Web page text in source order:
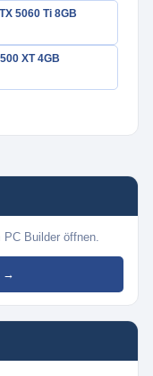
5060 Ti 8GB
XT 4GB
PC Builder öffnen.
→